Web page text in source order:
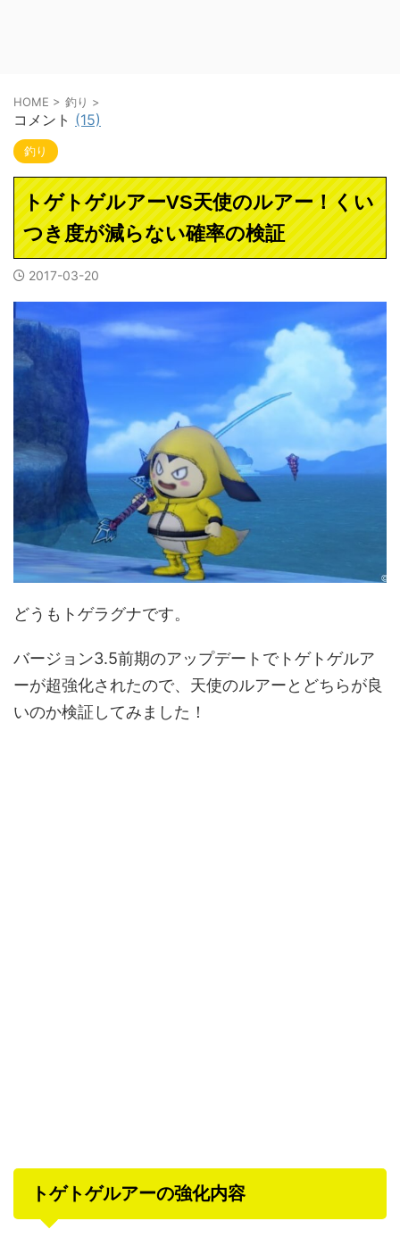
HOME > 釣り >
コメント (15)
釣り
トゲトゲルアーVS天使のルアー！くい
つき度が減らない確率の検証
2017-03-20
どうもトゲラグナです。
バージョン3.5前期のアップデートでトゲトゲルア
ーが超強化されたので、天使のルアーとどちらが良
いのか検証してみました！
トゲトゲルアーの強化内容